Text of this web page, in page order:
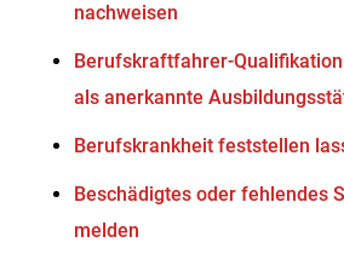
nachweisen
Berufskraftfahrer-
als anerkannte
Berufskrankheit feststellen
Beschädigtes oder fehlendes
melden